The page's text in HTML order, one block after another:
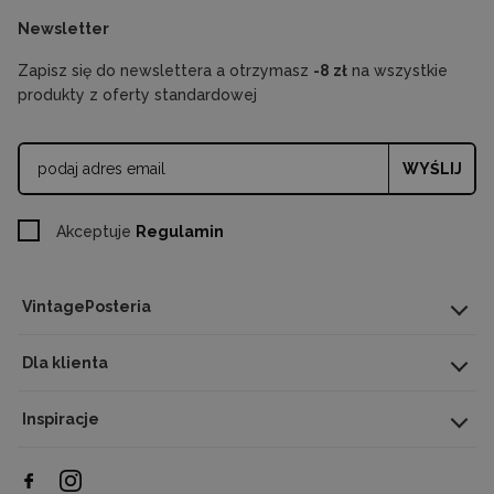
VintagePosteria
Dla klienta
Inspiracje
Newsletter
Zapisz się do newslettera a otrzymasz -8 zł na wszystkie
produkty z oferty standardowej
WYŚLIJ
Akceptuje Regulamin